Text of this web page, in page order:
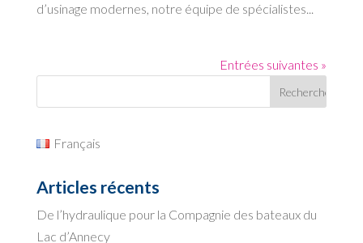
d’usinage modernes, notre équipe de spécialistes...
Entrées suivantes »
Français
Articles récents
De l’hydraulique pour la Compagnie des bateaux du
Lac d’Annecy